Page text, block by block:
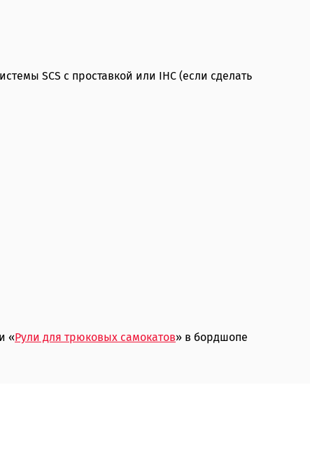
SCS с проставкой или IHC (если сделать
«Рули для трюковых самокатов» в бордшопе